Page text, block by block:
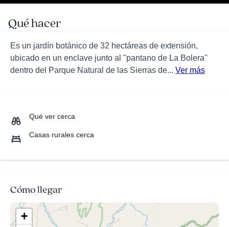
Qué hacer
Es un jardín botánico de 32 hectáreas de extensión,
ubicado en un enclave junto al "pantano de La Bolera"
dentro del Parque Natural de las Sierras de... Ver más
Qué ver cerca
Casas rurales cerca
Cómo llegar
+